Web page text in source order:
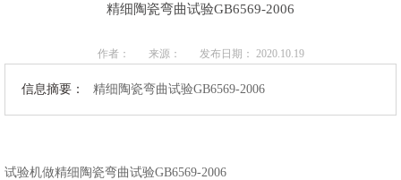
精细陶瓷弯曲试验GB6569-2006
作者： 来源： 发布日期： 2020.10.19
信息摘要： 精细陶瓷弯曲试验GB6569-2006
试验机做精细陶瓷弯曲试验GB6569-2006